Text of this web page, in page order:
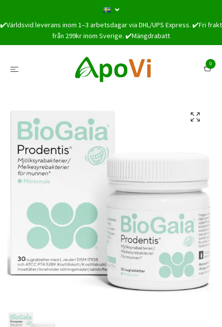
✔️Världsvid leverans inom 1–3 arbetsdagar via DHL/UPS Express. ✔️Fri frakt
från 299kr inom Sverige. ✔️Mängdrabatt
0